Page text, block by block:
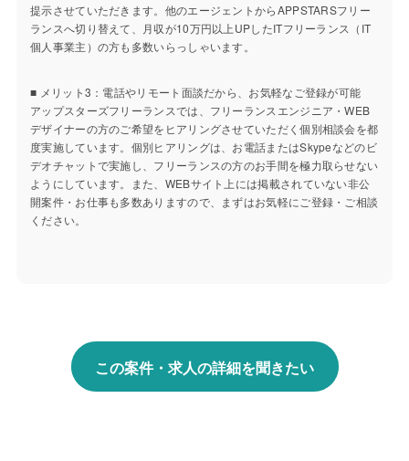
提示させていただきます。他のエージェントからAPPSTARSフリー
ランスへ切り替えて、月収が10万円以上UPしたITフリーランス（IT
個人事業主）の方も多数いらっしゃいます。
■ メリット3：電話やリモート面談だから、お気軽なご登録が可能
アップスターズフリーランスでは、フリーランスエンジニア・WEB
デザイナーの方のご希望をヒアリングさせていただく個別相談会を都
度実施しています。個別ヒアリングは、お電話またはSkypeなどのビ
デオチャットで実施し、フリーランスの方のお手間を極力取らせない
ようにしています。また、WEBサイト上には掲載されていない非公
開案件・お仕事も多数ありますので、まずはお気軽にご登録・ご相談
ください。
この案件・求人の詳細を聞きたい